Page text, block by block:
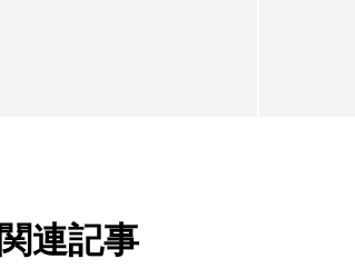
関連記事